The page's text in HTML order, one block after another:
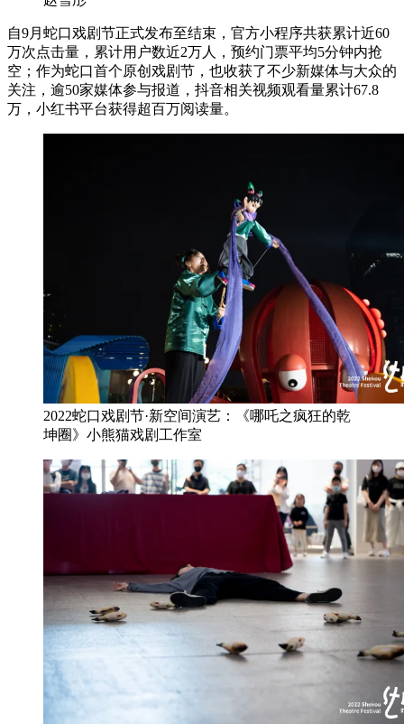
自9月蛇口戏剧节正式发布至结束，官方小程序共获累计近60
万次点击量，累计用户数近2万人，预约门票平均5分钟内抢
空；作为蛇口首个原创戏剧节，也收获了不少新媒体与大众的
关注，逾50家媒体参与报道，抖音相关视频观看量累计67.8
万，小红书平台获得超百万阅读量。
2022蛇口戏剧节·新空间演艺：《哪吒之疯狂的乾
坤圈》小熊猫戏剧工作室